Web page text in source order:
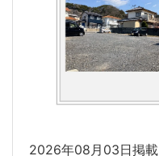
2026年08月03日掲載